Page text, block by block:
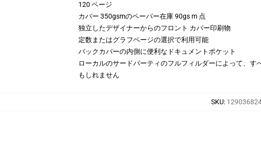
120 ページ
カバー 350gsmのペーパー在庫 90gs m 点
独立したデザイナーからのフロント カバー印刷物
定数またはグラフページの選択で利用可能
バックカバーの内側に便利なドキュメントポケット
ローカルのサードパーティのフルフィルダーによって、
もしれません
SKU: